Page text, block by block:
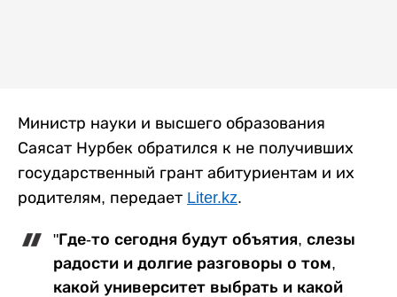
Министр науки и высшего образования
Саясат Нурбек обратился к не получивших
государственный грант абитуриентам и их
родителям, передает Liter.kz.
"Где-то сегодня будут объятия, слезы
радости и долгие разговоры о том,
какой университет выбрать и какой